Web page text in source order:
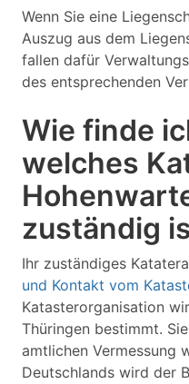
Wenn Sie eine
Auszug aus dem
fallen dafür
des entsprechenden
Wie finde
welches
zuständig
Ihr zuständiges
und Kontakt vom
Katasterorganisation
Thüringen bestimmt.
amtlichen Vermessung
Deutschlands wird der